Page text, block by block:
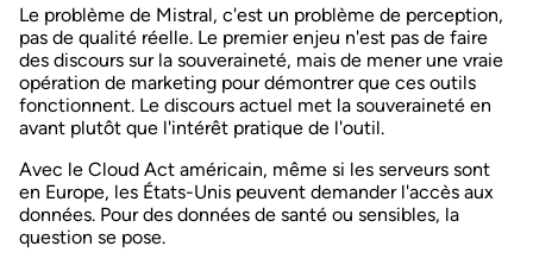
Le problème de Mistral, c'est un problème de perception,
pas de qualité réelle. Le premier enjeu n'est pas de faire
des discours sur la souveraineté, mais de mener une vraie
opération de marketing pour démontrer que ces outils
fonctionnent. Le discours actuel met la souveraineté en
avant plutôt que l'intérêt pratique de l'outil.
Avec le Cloud Act américain, même si les serveurs sont
en Europe, les États-Unis peuvent demander l'accès aux
données. Pour des données de santé ou sensibles, la
question se pose.